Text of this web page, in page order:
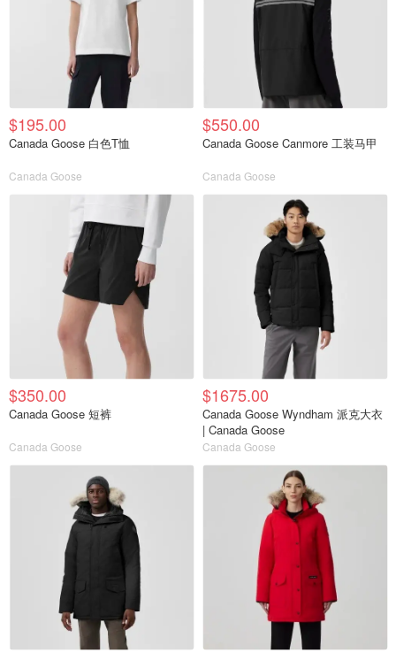
$195.00
Canada Goose 白色T恤
Canada Goose
$550.00
Canada Goose Canmore 工装马甲
Canada Goose
$350.00
Canada Goose 短裤
Canada Goose
$1675.00
Canada Goose Wyndham 派克大衣
| Canada Goose
Canada Goose